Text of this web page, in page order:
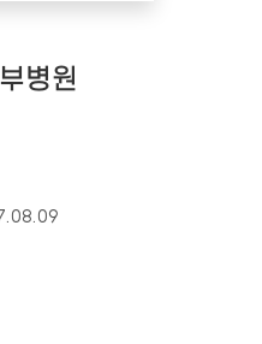
병원
원